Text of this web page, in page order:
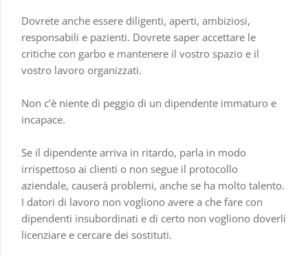
Dovrete anche essere diligenti, aperti, ambiziosi,
responsabili e pazienti. Dovrete saper accettare le
critiche con garbo e mantenere il vostro spazio e il
vostro lavoro organizzati.
Non c’è niente di peggio di un dipendente immaturo e
incapace.
Se il dipendente arriva in ritardo, parla in modo
irrispettoso ai clienti o non segue il protocollo
aziendale, causerà problemi, anche se ha molto talento.
I datori di lavoro non vogliono avere a che fare con
dipendenti insubordinati e di certo non vogliono doverli
licenziare e cercare dei sostituti.